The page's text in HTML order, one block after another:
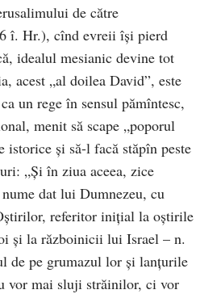
de către
î. Hr.), cînd evreii își pierd
idealul mesianic devine tot
acest „al doilea David”, este
un rege în sensul pămîntesc,
menit să scape „poporul
istorice și să-l facă stăpîn peste
„Și în ziua aceea, zice
dat lui Dumnezeu, cu
referitor inițial la oștirile
și la războinicii lui Israel – n.
de pe grumazul lor și lanțurile
vor mai sluji străinilor, ci vor